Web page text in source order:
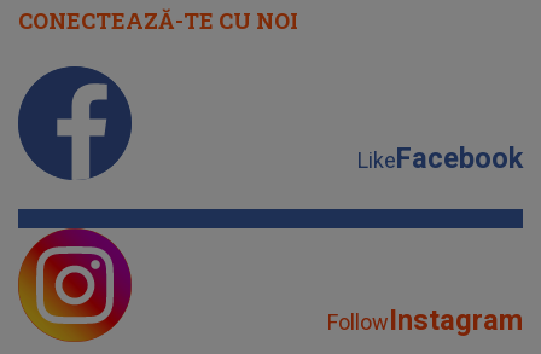
CONECTEAZĂ-TE CU NOI
LikeFacebook
FollowInstagram